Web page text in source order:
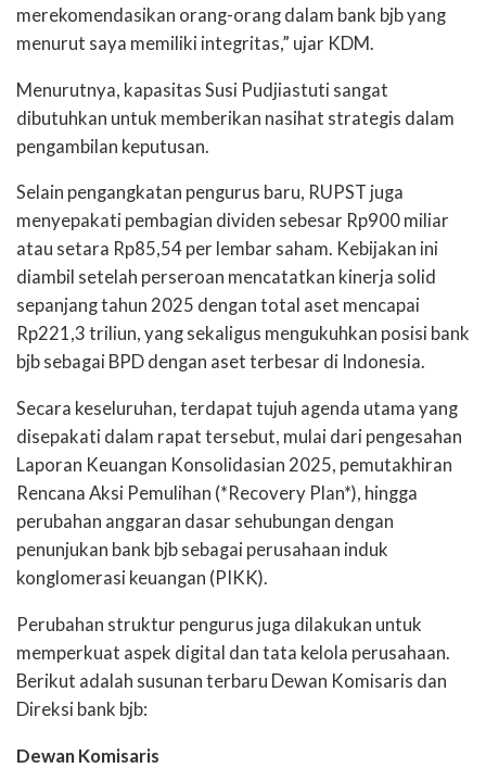
merekomendasikan orang-orang dalam bank bjb yang
menurut saya memiliki integritas,” ujar KDM.
Menurutnya, kapasitas Susi Pudjiastuti sangat
dibutuhkan untuk memberikan nasihat strategis dalam
pengambilan keputusan.
Selain pengangkatan pengurus baru, RUPST juga
menyepakati pembagian dividen sebesar Rp900 miliar
atau setara Rp85,54 per lembar saham. Kebijakan ini
diambil setelah perseroan mencatatkan kinerja solid
sepanjang tahun 2025 dengan total aset mencapai
Rp221,3 triliun, yang sekaligus mengukuhkan posisi bank
bjb sebagai BPD dengan aset terbesar di Indonesia.
Secara keseluruhan, terdapat tujuh agenda utama yang
disepakati dalam rapat tersebut, mulai dari pengesahan
Laporan Keuangan Konsolidasian 2025, pemutakhiran
Rencana Aksi Pemulihan (*Recovery Plan*), hingga
perubahan anggaran dasar sehubungan dengan
penunjukan bank bjb sebagai perusahaan induk
konglomerasi keuangan (PIKK).
Perubahan struktur pengurus juga dilakukan untuk
memperkuat aspek digital dan tata kelola perusahaan.
Berikut adalah susunan terbaru Dewan Komisaris dan
Direksi bank bjb:
Dewan Komisaris